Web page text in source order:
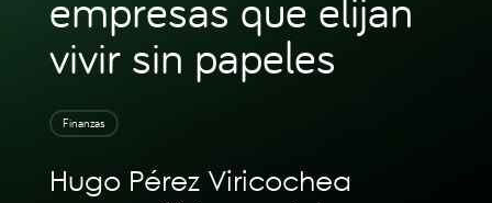
vivir sin papeles
Finanzas
Hugo Pérez Viricochea